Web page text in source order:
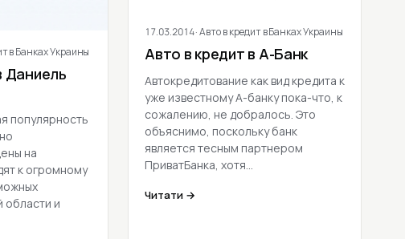
в Банках Украины
Даниель
популярность
на
к огромному
области и
17.03.2014· Авто в кредит в Банках Украины
Авто в кредит в А-Банк
Автокредитование как вид кредита к
уже известному А-банку пока-что, к
сожалению, не добралось. Это
объяснимо, поскольку банк
является тесным партнером
ПриватБанка, хотя…
Читати →